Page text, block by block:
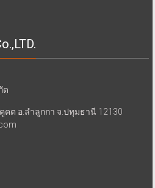
ด
คต อ.ลำลูกกา จ.ปทุมธานี 12130